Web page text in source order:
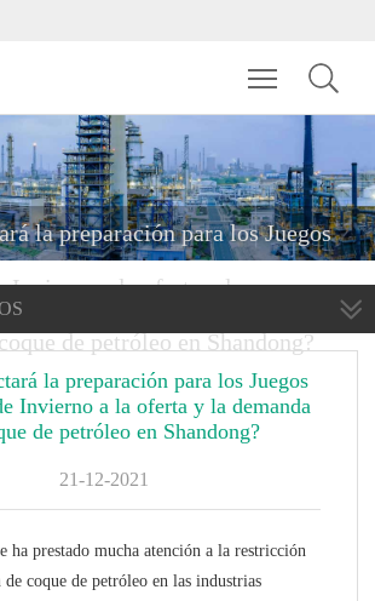
Toggle
la preparación para los Juegos
Invierno a la oferta y la
de petróleo en Shandong?
la preparación para los Juegos
Invierno a la oferta y la demanda
de petróleo en Shandong?
21-12-2021
ha prestado mucha atención a la restricción
coque de petróleo en las industrias